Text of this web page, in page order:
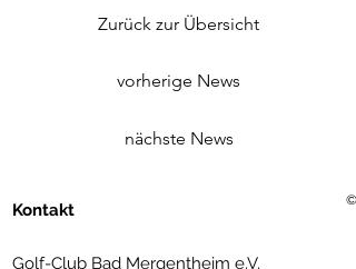
Zurück zur Übersicht
vorherige News
nächste News
Kontakt
Golf-Club Bad Mergentheim e.V.